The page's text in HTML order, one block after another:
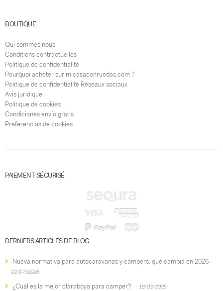
BOUTIQUE
Qui sommes nous
Conditions contractuelles
Politique de confidentialité
Pourquoi acheter sur micasaconruedas.com ?
Politique de confidentialité Réseaux sociaux
Avis juridique
Politique de cookies
Condiciones envío gratis
Preferencias de cookies
PAIEMENT SÉCURISÉ
DERNIERS ARTICLES DE BLOG
Nueva normativa para autocaravanas y campers: qué cambia en 2026
01/07/2026
¿Cuál es la mejor claraboya para camper? 18/03/2025